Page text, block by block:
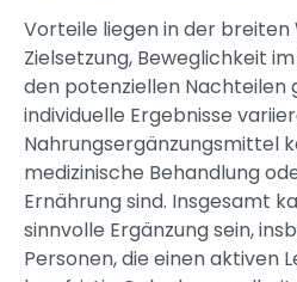
Vorteile liegen in der
Zielsetzung, Beweglichkeit
den potenziellen Nachteilen
individuelle Ergebnisse
Nahrungsergänzungsmittel
medizinische Behandlung
Ernährung sind. Insgesamt
sinnvolle Ergänzung sein,
Personen, die einen aktiven